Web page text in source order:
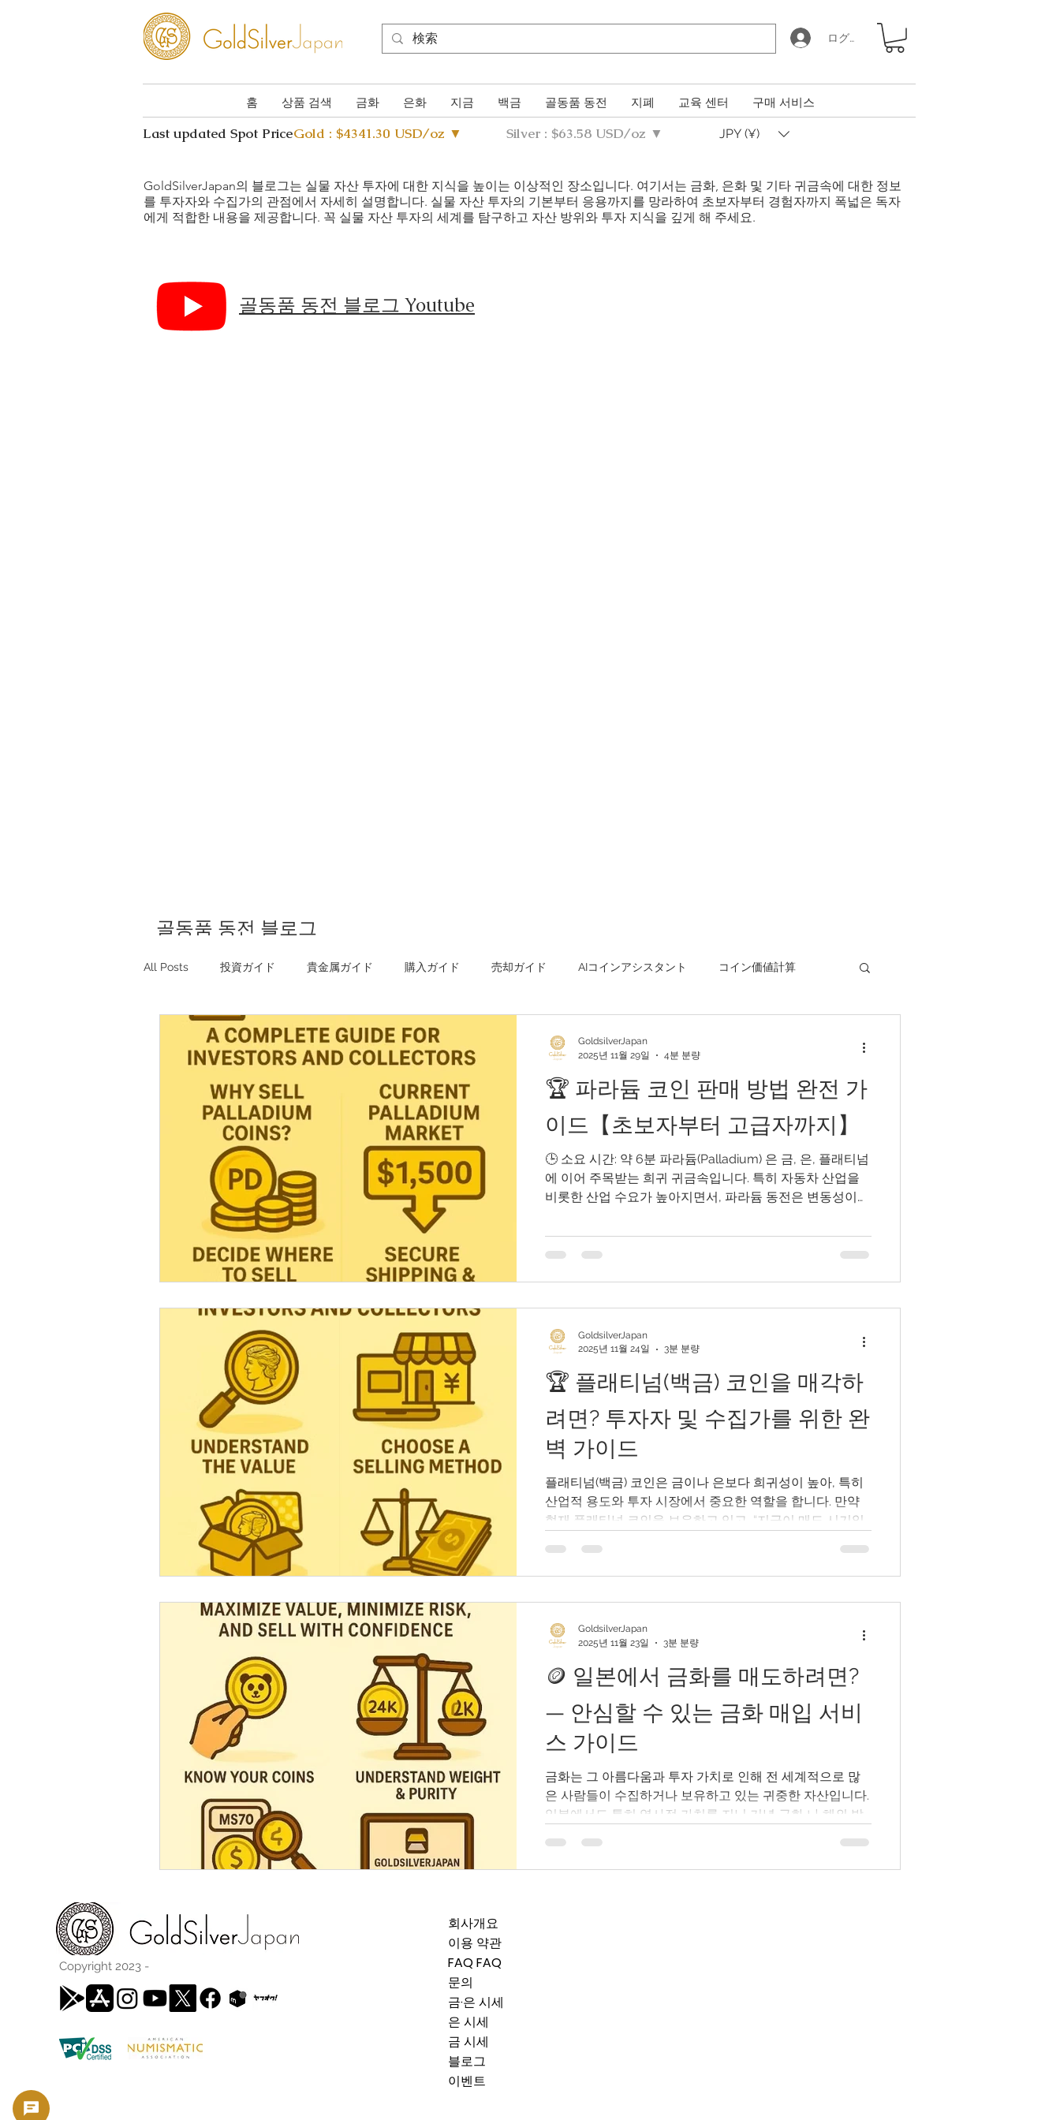
ログイン
홈 상품 검색 금화 은화 지금 백금 골동품 동전 지폐 교육 센터 구매 서비스
Last updated Spot PriceGold : $4341.30 USD/oz ▼ Silver : $63.58 USD/oz ▼ JPY (¥)
GoldSilverJapan의 블로그는 실물 자산 투자에 대한 지식을 높이는 이상적인 장소입니다. 여기서는 금화, 은화 및 기타 귀금속에 대한 정보
를 투자자와 수집가의 관점에서 자세히 설명합니다. 실물 자산 투자의 기본부터 응용까지를 망라하여 초보자부터 경험자까지 폭넓은 독자
에게 적합한 내용을 제공합니다. 꼭 실물 자산 투자의 세계를 탐구하고 자산 방위와 투자 지식을 깊게 해 주세요.
골동품 동전 블로그 Youtube
골동품 동전 블로그
All Posts 投資ガイド 貴金属ガイド 購入ガイド 売却ガイド AIコインアシスタント ​コイン価値計算
Investing guide Q&A Precious Metals Guide Q&A
AI Coin Assistant Q&A Coin Authentication Guide
🏆 파라듐 코인 판매 방법 완전 가
이드【초보자부터 고급자까지】
🕒 소요 시간: 약 6분 파라듐(Palladium) 은 금, 은, 플래티넘
에 이어 주목받는 희귀 귀금속입니다. 특히 자동차 산업을
비롯한 산업 수요가 높아지면서, 파라듐 동전은 변동성이
가이드에서는 파라듐 코인의 가치 평가 방법, 안전한 판매
절차, 적정 가격으로 판매하는 팁, 세금 관련 유의사항 까지
게 소개합니다. 🌍 왜 파라듐 동전을 판매할까? 사람마다 사
정은 다르지만 주요 판매 사유는 다음과 같습니다: 투자 수
익 실현 현금 유동성 확보 포트폴리오 재조정 (파라듐 → 금,
부동산 등) 보관 리스크 줄이기 상속, 자산 정리 등 무엇보다
전략적이고 안전한 매각이 중요합니다. 📈 파라듐 시장의
귀 금속 입니다
GoldsilverJapan
2025년 11월 29일
4분 분량
🏆 플래티넘(백금) 코인을 매각하
려면? 투자자 및 수집가를 위한 완
벽 가이드
플래티넘(백금) 코인은 금이나 은보다 희귀성이 높아, 특히
산업적 용도와 투자 시장에서 중요한 역할을 합니다. 만약
현재 플래티넘 코인을 보유하고 있고, “지금이 매도 시기일
가 방법, 매각 절차, 신뢰할 수 있는 매각처 선택법, 운송 주
GoldSilverJapan(골드실버재팬) 플랫폼을 특히 추천드립니
다. 🔍 플래티넘 코인의 가치를 이해하기 매각 전, 자신이 보
유한 플래티넘 코인이 어떤 가치를 지니고 있는지 파악하는
것이 중요합니다. 다음 네 가지 요소가 가격에 큰 영향을 미
칩니다: 1. 플래티넘 스팟 가격 현재 플래티넘 시세는 온스당
약 1,650달러(약 25만 엔) 입니다. 이 가격은 매일 변동되므
로, 매각 타이밍의 판단에 중
GoldsilverJapan
2025년 11월 24일
3분 분량
🪙 일본에서 금화를 매도하려면?
— 안심할 수 있는 금화 매입 서비
스 가이드
금화는 그 아름다움과 투자 가치로 인해 전 세계적으로 많
은 사람들이 수집하거나 보유하고 있는 귀중한 자산입니다.
일본에서도 특히 역사적 가치를 지닌 기념 금화 나 해외 발
가격을 받을 수 있을까?” 이러한 의문을 가진 분들도 많을
GoldsilverJapan
2025년 11월 23일
3분 분량
Copyright 2023 -
회사개요
이용 약관
FAQ FAQ
문의
금·은 시세
은 시세
금 시세
블로그
이벤트